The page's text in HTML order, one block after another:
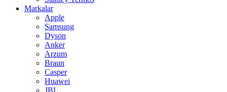
Markalar
Apple
Samsung
Dyson
Anker
Arzum
Braun
Casper
Huawei